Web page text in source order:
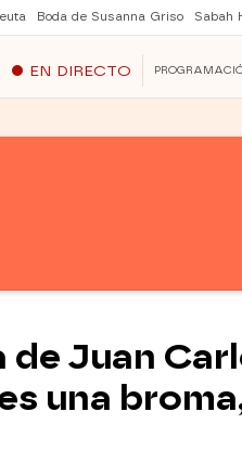
Boda de Susanna Griso Sabah
EN DIRECTO
Juan
una